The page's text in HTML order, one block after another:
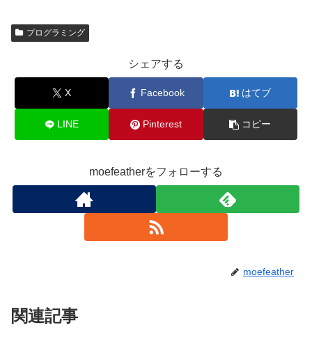
プログラミング
シェアする
X Facebook はてブ
LINE Pinterest コピー
moefeatherをフォローする
moefeather
関連記事